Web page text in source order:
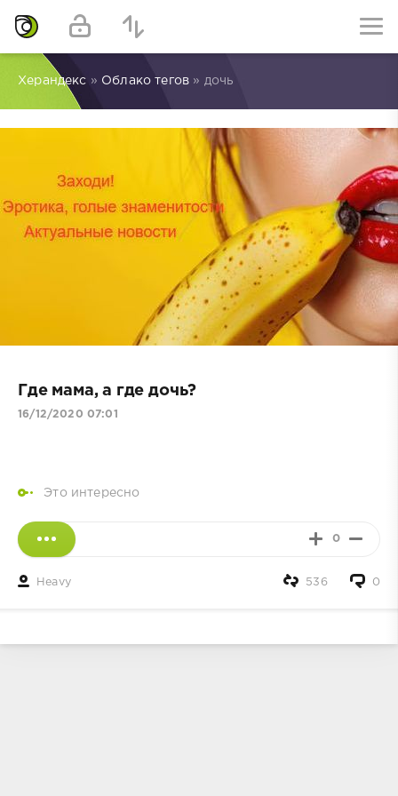
Херандекс » Облако тегов » дочь
Где мама, а где дочь?
16/12/2020 07:01
Это интересно
0
Heavy 0
536